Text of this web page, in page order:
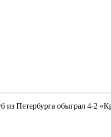
Петербурга обыграл 4-2